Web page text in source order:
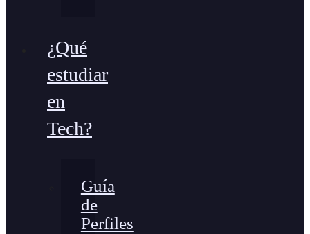
¿Qué
estudiar
en
Tech?
Guía
de
Perfiles